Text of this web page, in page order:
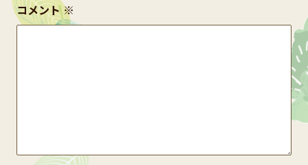
コメント※